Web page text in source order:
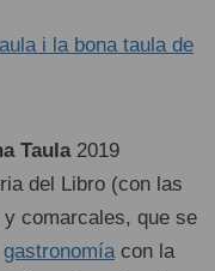
Taula2019
del Libro (con las
comarcales, que se
gastronomíacon la